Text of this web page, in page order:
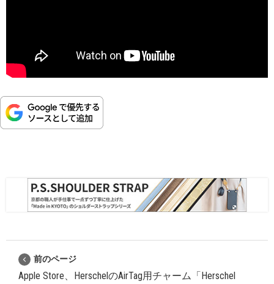
前のページ
Apple Store、HerschelのAirTag用チャーム「Herschel